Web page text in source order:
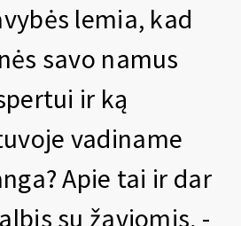
lemia, kad
savo namus
ir ką
vadiname
Apie tai ir dar
su žaviomis, -